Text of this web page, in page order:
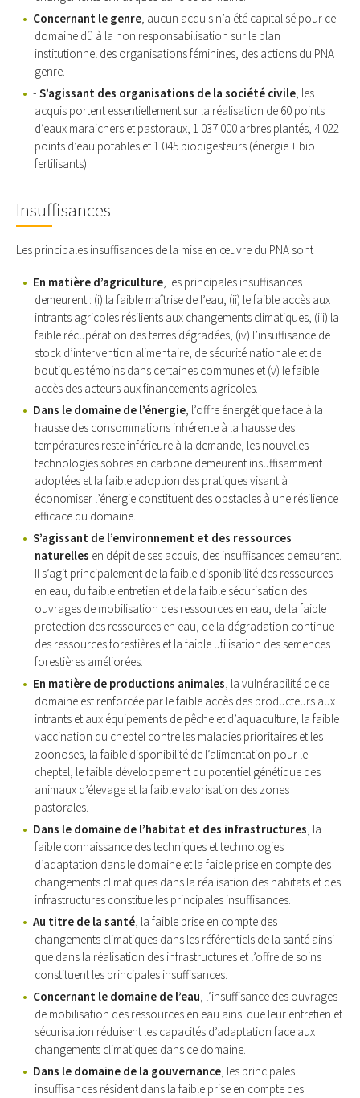
Concernant le genre, aucun acquis n’a été capitalisé pour ce
domaine dû à la non responsabilisation sur le plan
institutionnel des organisations féminines, des actions du PNA
genre.
- S’agissant des organisations de la société civile, les
acquis portent essentiellement sur la réalisation de 60 points
d’eaux maraichers et pastoraux, 1 037 000 arbres plantés, 4 022
points d’eau potables et 1 045 biodigesteurs (énergie + bio
fertilisants).
Insuffisances
Les principales insuffisances de la mise en œuvre du PNA sont :
En matière d’agriculture, les principales insuffisances
demeurent : (i) la faible maîtrise de l’eau, (ii) le faible accès aux
intrants agricoles résilients aux changements climatiques, (iii) la
faible récupération des terres dégradées, (iv) l’insuffisance de
stock d’intervention alimentaire, de sécurité nationale et de
boutiques témoins dans certaines communes et (v) le faible
accès des acteurs aux financements agricoles.
Dans le domaine de l’énergie, l’offre énergétique face à la
hausse des consommations inhérente à la hausse des
températures reste inférieure à la demande, les nouvelles
technologies sobres en carbone demeurent insuffisamment
adoptées et la faible adoption des pratiques visant à
économiser l’énergie constituent des obstacles à une résilience
efficace du domaine.
S’agissant de l’environnement et des ressources
naturelles en dépit de ses acquis, des insuffisances demeurent.
Il s’agit principalement de la faible disponibilité des ressources
en eau, du faible entretien et de la faible sécurisation des
ouvrages de mobilisation des ressources en eau, de la faible
protection des ressources en eau, de la dégradation continue
des ressources forestières et la faible utilisation des semences
forestières améliorées.
En matière de productions animales, la vulnérabilité de ce
domaine est renforcée par le faible accès des producteurs aux
intrants et aux équipements de pêche et d’aquaculture, la faible
vaccination du cheptel contre les maladies prioritaires et les
zoonoses, la faible disponibilité de l’alimentation pour le
cheptel, le faible développement du potentiel génétique des
animaux d’élevage et la faible valorisation des zones
pastorales.
Dans le domaine de l’habitat et des infrastructures, la
faible connaissance des techniques et technologies
d’adaptation dans le domaine et la faible prise en compte des
changements climatiques dans la réalisation des habitats et des
infrastructures constitue les principales insuffisances.
Au titre de la santé, la faible prise en compte des
changements climatiques dans les référentiels de la santé ainsi
que dans la réalisation des infrastructures et l’offre de soins
constituent les principales insuffisances.
Concernant le domaine de l’eau, l’insuffisance des ouvrages
de mobilisation des ressources en eau ainsi que leur entretien et
sécurisation réduisent les capacités d’adaptation face aux
changements climatiques dans ce domaine.
Dans le domaine de la gouvernance, les principales
insuffisances résident dans la faible prise en compte des